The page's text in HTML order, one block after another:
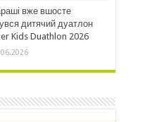
вже вшосте
дитячий дуатлон
Kids Duathlon 2026